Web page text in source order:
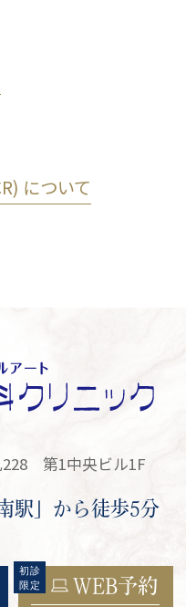
について
228 第1中央ビル1F
駅」から徒歩5分
WEB予約